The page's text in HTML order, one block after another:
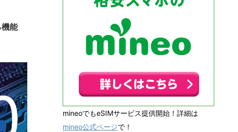
能
mineoでもeSIMサービス提供開始！詳細は
mineo公式ページで！